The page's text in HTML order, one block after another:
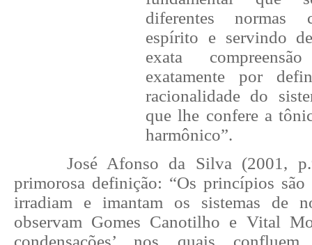
diferentes normas
espírito e servindo
exata
exatamente por
racionalidade do
que lhe confere a
harmônico”.
José Afonso da Silva (2001,
primorosa definição: “Os princípios são
irradiam e imantam os sistemas de
observam Gomes Canotilho e Vital
condensações’ nos quais